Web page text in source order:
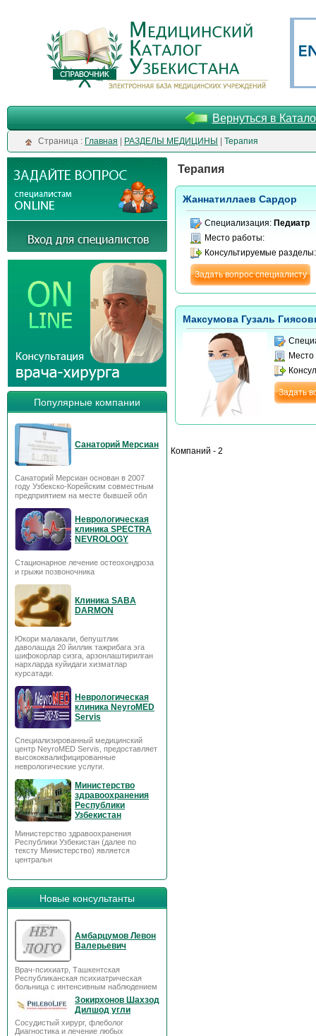
Вернуться в
Cтраница : Главная РАЗДЕЛЫ МЕДИЦИНЫ Терапия
Популярные компании
Санаторий Мерсиан
Санаторий Мерсиан основан в 2007
году Узбекско-Корейским совместным
предприятием на месте бывшей обл
Неврологическая
клиника SPECTRA
NEVROLOGY
Стационарное лечение остеохондроза
и грыжи позвоночника
Клиника SABA
DARMON
Юкори малакали, бепуштлик
даволашда 20 йиллик тажрибага эга
шифокорлар сизга, арзонлаштирилган
нархларда куйидаги хизматлар
курсатади.
Неврологическая
клиника NeyroMED
Servis
Специализированный медицинский
центр NeyroMED Servis, предоставляет
высококвалифицированные
неврологические услуги.
Министерство
здравоохранения
Республики
Узбекистан
Министерство здравоохранения
Республики Узбекистан (далее по
тексту Министерство) является
центральн
Новые консультанты
Амбарцумов Левон
Валерьевич
Врач-психиатр, Ташкентская
Республиканская психиатрическая
больница с интенсивным наблюдением
Зокирхонов Шахзод
Дилшод угли
Сосудистый хирург, флеболог
Диагностика и лечение любых
Терапия
Жаннатиллаев Сардор
Специализация: Педиатр
Место работы:
Консультируемые
Задать вопрос специалисту
Максумова Гузаль
Задать
Компаний - 2